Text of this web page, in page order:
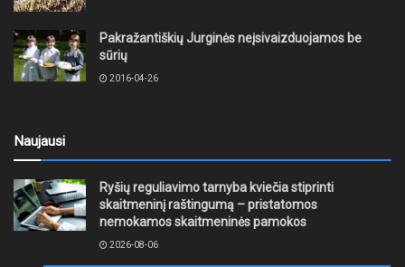
Pakražantiškių Jurginės neįsivaizduojamos be
sūrių
2016-04-26
Naujausi
Ryšių reguliavimo tarnyba kviečia stiprinti
skaitmeninį raštingumą – pristatomos
nemokamos skaitmeninės pamokos
2026-08-06